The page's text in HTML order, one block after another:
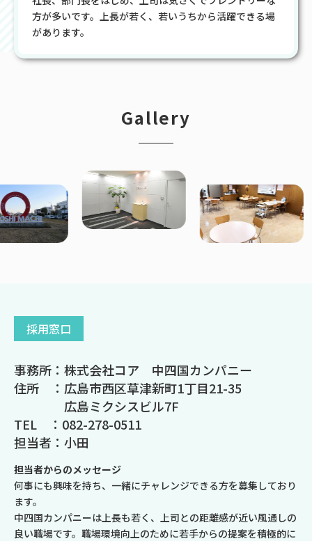
方が多いです。上長が若く、若いうちから活躍できる場
があります。
Gallery
採用窓口
事務所：株式会社コア 中四国カンパニー
住所 ：広島市西区草津新町1丁目21-35
広島ミクシスビル7F
TEL ：082-278-0511
担当者：小田
担当者からのメッセージ
何事にも興味を持ち、一緒にチャレンジできる方を募集しており
ます。
中四国カンパニーは上長も若く、上司との距離感が近い風通しの
良い職場です。職場環境向上のために若手からの提案を積極的に